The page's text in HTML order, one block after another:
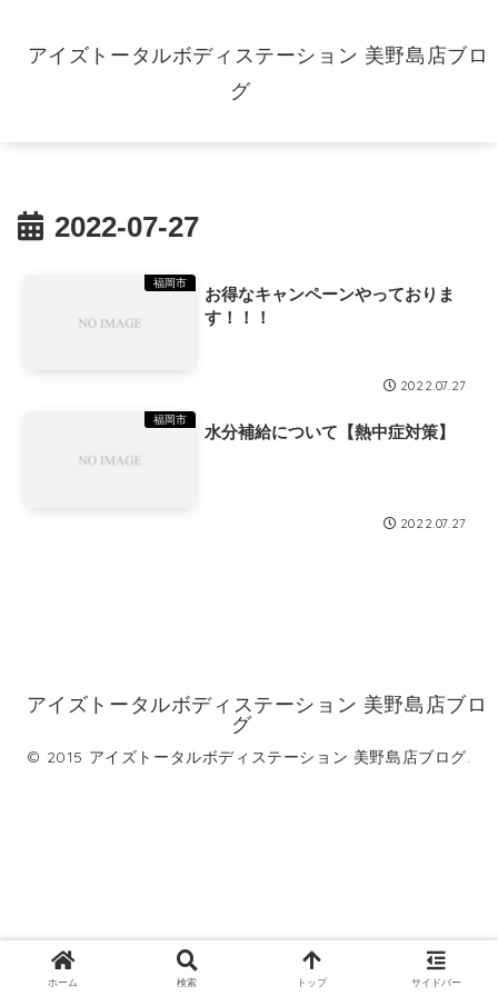
アイズトータルボディステーション 美野島店ブロ
グ
2022-07-27
福岡市
お得なキャンペーンやっておりま
す！！！
2022.07.27
福岡市
水分補給について【熱中症対策】
2022.07.27
アイズトータルボディステーション 美野島店ブロ
グ
© 2015 アイズトータルボディステーション 美野島店ブログ.
ホーム 検索 トップ サイドバー